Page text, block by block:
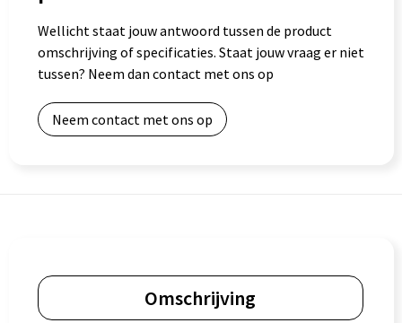
Wellicht staat jouw antwoord tussen de product
omschrijving of specificaties. Staat jouw vraag er niet
tussen? Neem dan contact met ons op
Neem contact met ons op
Omschrijving